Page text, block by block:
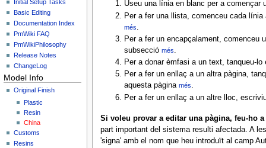
Initial Setup Tasks
Basic Editing
Documentation Index
PmWiki FAQ
PmWikiPhilosophy
Release Notes
ChangeLog
Model Info
Original Finish
Plastic
Resin
China
Customs
Resins
Useu una línia en blanc per a començar
Per a fer una llista, comenceu cada
més
Per a fer un encapçalament,
subsecciómés
Per a donar èmfasi a un text, tanqueu-
Per a fer un enllaç a un altra pàgina,
aquesta pàginamés.
Per a fer un enllaç a un altre lloc,
Si voleu provar a editar una pàgina, feu-ho
part important del sistema resulti afectada. A
'signa' amb el nom que heu introduït al camp